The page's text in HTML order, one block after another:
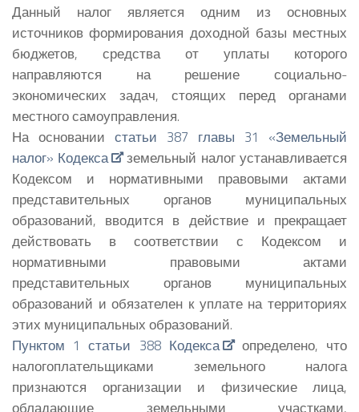
Данный налог является одним из основных
источников формирования доходной базы местных
бюджетов, средства от уплаты которого
направляются на решение социально-
экономических задач, стоящих перед органами
местного самоуправления.
На основании статьи 387 главы 31 «Земельный
налог» Кодекса
земельный налог устанавливается
Кодексом и нормативными правовыми актами
представительных органов муниципальных
образований, вводится в действие и прекращает
действовать в соответствии с Кодексом и
нормативными правовыми актами
представительных органов муниципальных
образований и обязателен к уплате на территориях
этих муниципальных образований.
Пунктом 1 статьи 388 Кодекса
определено, что
налогоплательщиками земельного налога
признаются организации и физические лица,
обладающие земельными участками,